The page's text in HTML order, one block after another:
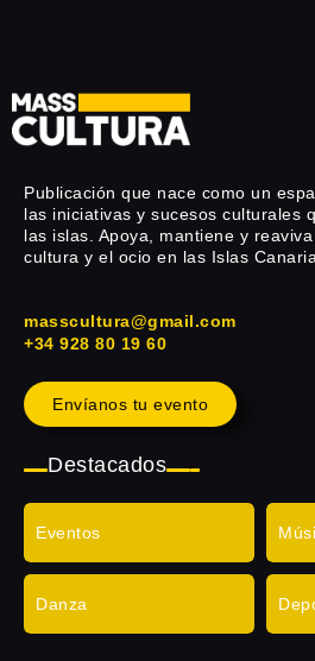
Publicación que nace como un
las iniciativas y sucesos culturales
las islas. Apoya, mantiene y
cultura y el ocio en las Islas
masscultura@gmail.com
+34 928 80 19 60
Envíanos tu evento
Destacados
Eventos
Danza